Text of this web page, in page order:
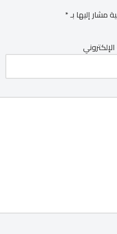
مشار إليها بـ*
الإلكتروني